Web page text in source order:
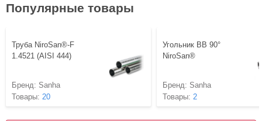
Популярные товары
Труба NiroSan®-F
1.4521 (AISI 444)
Бренд: Sanha
Товары: 20
Угольник ВВ 90°
NiroSan®
Бренд: Sanha
Товары: 2